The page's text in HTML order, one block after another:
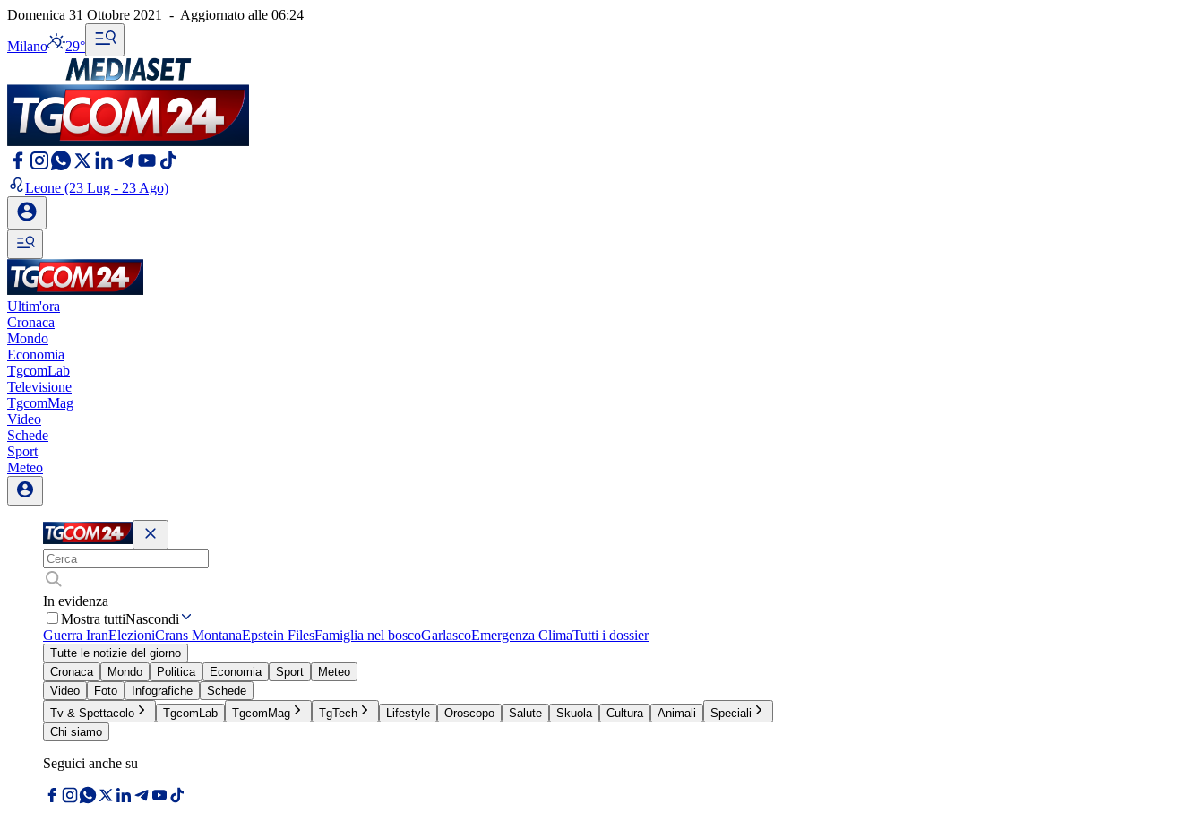
Domenica 31 Ottobre 2021 - Aggiornato alle 06:24
Milano 29°
Leone (23 Lug - 23 Ago)
Ultim'ora
Cronaca
Mondo
Economia
TgcomLab
Televisione
TgcomMag
Video
Schede
Sport
Meteo
In evidenza
Mostra tuttiNascondi
Guerra IranElezioniCrans MontanaEpstein FilesFamiglia nel boscoGarlascoEmergenza ClimaTutti i dossier
Tutte le notizie del giorno
Cronaca
Mondo Politica Economia Sport
Meteo
Video
Foto Infografiche
Schede
Tv & Spettacolo
TgcomLab TgcomMag TgTech Lifestyle Oroscopo Salute Skuola Cultura Animali
Speciali
Chi siamo
Seguici anche su